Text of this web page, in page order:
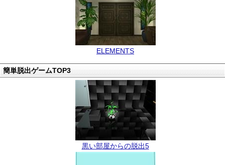
ELEMENTS
簡単脱出ゲームTOP3
黒い部屋からの脱出5